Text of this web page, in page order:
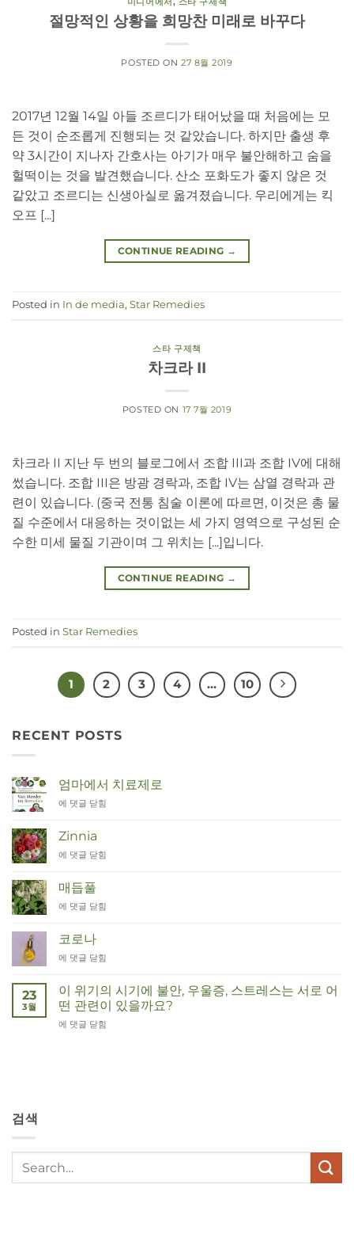
절망적인 상황을 희망찬 미래로 바꾸다
POSTED ON 27 8월 2019
2017년 12월 14일 아들 조르디가 태어났을 때 처음에는 모
든 것이 순조롭게 진행되는 것 같았습니다. 하지만 출생 후
약 3시간이 지나자 간호사는 아기가 매우 불안해하고 숨을
헐떡이는 것을 발견했습니다. 산소 포화도가 좋지 않은 것
같았고 조르디는 신생아실로 옮겨졌습니다. 우리에게는 킥
오프 [...]
CONTINUE READING →
Posted in In de media, Star Remedies
스타 구제책
차크라 II
POSTED ON 17 7월 2019
차크라 II 지난 두 번의 블로그에서 조합 III과 조합 IV에 대해
썼습니다. 조합 III은 방광 경락과, 조합 IV는 삼열 경락과 관
련이 있습니다. (중국 전통 침술 이론에 따르면, 이것은 총 물
질 수준에서 대응하는 것이없는 세 가지 영역으로 구성된 순
수한 미세 물질 기관이며 그 위치는 [...]입니다.
CONTINUE READING →
Posted in Star Remedies
1 2 3 4 … 10
RECENT POSTS
엄마에서 치료제로
Van
tot
Remedies
에 댓글 닫힘
Zinnia
Zinnia
에 댓글 닫힘
매듭풀
Duizendknoop
에 댓글 닫힘
코로나
Corona
에 댓글 닫힘
23
3월
이 위기의 시기에 불안, 우울증, 스트레스는 서로 어
떤 관련이 있을까요?
Wat
in
deze
에 댓글 닫힘
검색